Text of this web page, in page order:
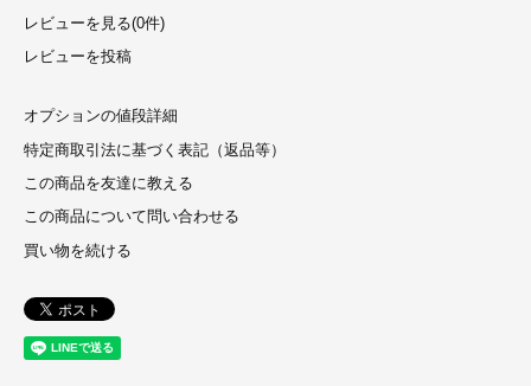
レビューを見る(0件)
レビューを投稿
オプションの値段詳細
特定商取引法に基づく表記（返品等）
この商品を友達に教える
この商品について問い合わせる
買い物を続ける